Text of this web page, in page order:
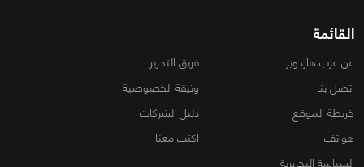
القائمة
عن عرب هاردوير
فريق التحرير
اتصل بنا
وثيقة الخصوصية
خريطة الموقع
دليل الشركات
هواتف
اكتب معنا
السياسة التحريرية